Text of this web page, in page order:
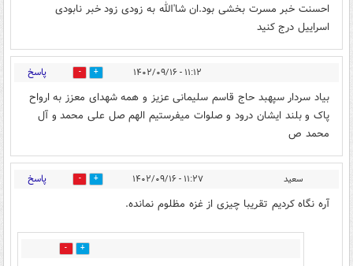
احسنت خبر مسرت بخشی بود.ان شا'الله به زودی زود خبر نابودی
اسراییل درج کنید
۱۱:۱۲ - ۱۴۰۲/۰۹/۱۶ 3 پاسخ
بیاد سردار سپهبد حاج قاسم سلیمانی عزیز و همه شهدای معزز به ارواح
پاک و بلند ایشان درود و صلوات میفرستیم الهم صل علی محمد و آل
محمد ص
سعید ۱۱:۲۷ - ۱۴۰۲/۰۹/۱۶ 7 پاسخ
آره نگاه کردیم تقریبا چیزی از غزه مظلوم نمانده.
0